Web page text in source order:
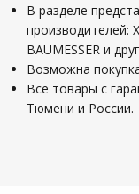
В разделе
производителей:
BAUMESSER и
Возможна
Все товары с
Тюмени и России.